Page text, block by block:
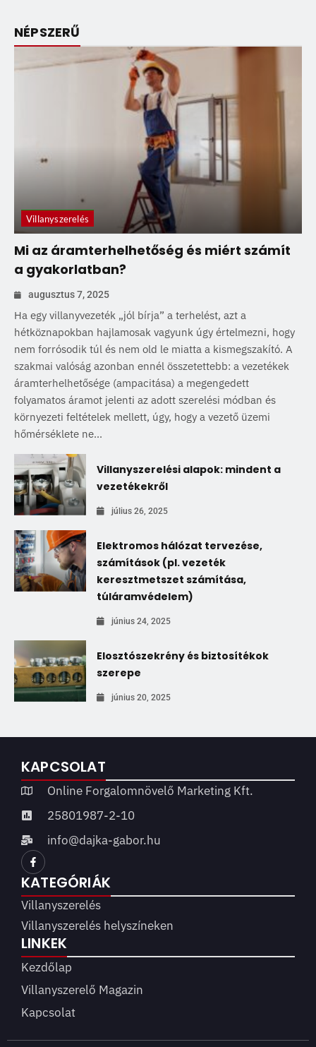
NÉPSZERŰ
Villanyszerelés
Mi az áramterhelhetőség és miért számít
a gyakorlatban?
augusztus 7, 2025
Ha egy villanyvezeték „jól bírja” a terhelést, azt a
hétköznapokban hajlamosak vagyunk úgy értelmezni, hogy
nem forrósodik túl és nem old le miatta a kismegszakító. A
szakmai valóság azonban ennél összetettebb: a vezetékek
áramterhelhetősége (ampacitása) a megengedett
folyamatos áramot jelenti az adott szerelési módban és
környezeti feltételek mellett, úgy, hogy a vezető üzemi
hőmérséklete ne...
Villanyszerelési alapok: mindent a
vezetékekről
július 26, 2025
Elektromos hálózat tervezése,
számítások (pl. vezeték
keresztmetszet számítása,
túláramvédelem)
június 24, 2025
Elosztószekrény és biztosítékok
szerepe
június 20, 2025
KAPCSOLAT
Online Forgalomnövelő Marketing Kft.
25801987-2-10
info@dajka-gabor.hu
KATEGÓRIÁK
Villanyszerelés
Villanyszerelés helyszíneken
LINKEK
Kezdőlap
Villanyszerelő Magazin
Kapcsolat